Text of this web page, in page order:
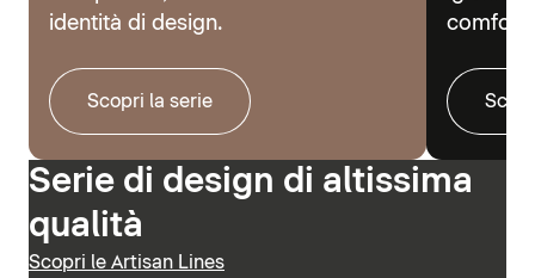
identità di design.
Scopri la serie
comfort.
Serie di design di altissima
qualità
Scopri le Artisan Lines